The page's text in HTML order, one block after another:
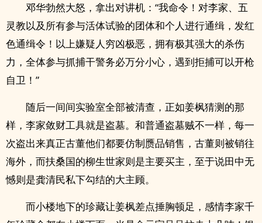
邓华勃然大怒，拿出对讲机：“我命令！对李家、五
灵教以及所有参与活体试验的团体和个人进行通缉，发红
色通缉令！以上嫌疑人穷凶极恶，拥有极其强大的杀伤
力，全体参与抓捕干警务必万分小心，遇到拒捕可以开枪
自卫！”
随后一间间实验室全部被清查，正如姜枫猜测的那
样，李家敛财工具就是盗墓。和普通盗墓贼不一样，每一
次盗出来真正古董他们都要仿制赝品销售，古董则被销往
海外，而扶桑国的柳生世家则是主要买主，至于说田中无
憾则是龚清民私下勾结的大主顾。
而小楼地下的珍藏让姜枫差点捶胸顿足，感情李家千